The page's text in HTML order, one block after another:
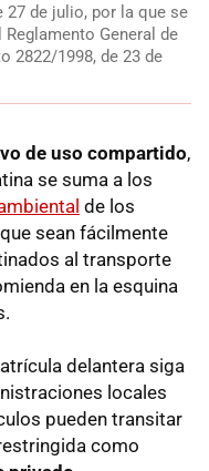
27 de julio, por la que se
General de
2822/1998, de 23 de
de uso compartido,
se suma a los
de los
sean fácilmente
al transporte
en la esquina
delantera siga
locales
pueden transitar
como